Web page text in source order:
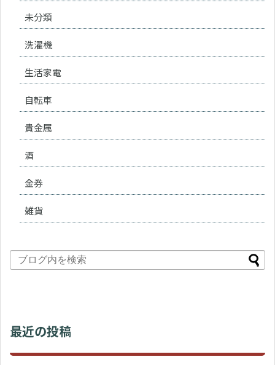
未分類
洗濯機
生活家電
自転車
貴金属
酒
金券
雑貨
最近の投稿